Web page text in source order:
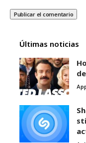
Últimas noticias